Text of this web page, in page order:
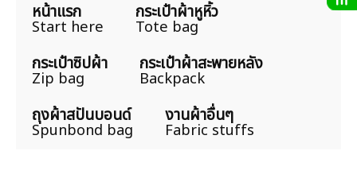
หน้าแรก
Start here
กระเป๋าผ้าหูหิ้ว
Tote bag
กระเป๋าซิปผ้า
Zip bag
กระเป๋าผ้าสะพายหลัง
Backpack
ถุงผ้าสปันบอนด์
Spunbond bag
งานผ้าอื่นๆ
Fabric stuffs